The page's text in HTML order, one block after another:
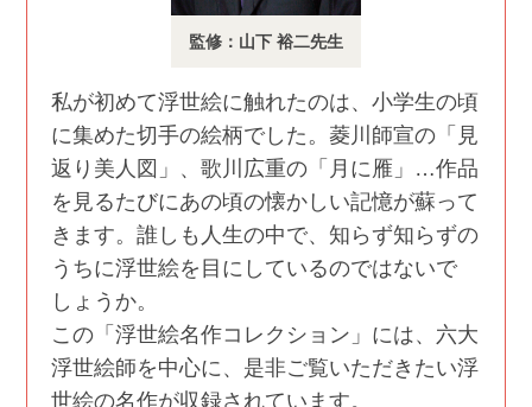
監修：山下 裕二先生
私が初めて浮世絵に触れたのは、小学生の頃
に集めた切手の絵柄でした。菱川師宣の「見
返り美人図」、歌川広重の「月に雁」…作品
を見るたびにあの頃の懐かしい記憶が蘇って
きます。誰しも人生の中で、知らず知らずの
うちに浮世絵を目にしているのではないで
しょうか。
この「浮世絵名作コレクション」には、六大
浮世絵師を中心に、是非ご覧いただきたい浮
世絵の名作が収録されています。